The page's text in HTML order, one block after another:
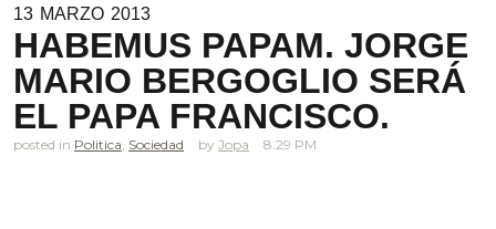
13 MARZO 2013
HABEMUS PAPAM. JORGE
MARIO BERGOGLIO SERÁ
EL PAPA FRANCISCO.
posted in Politica Sociedad Jopa 8.29 PM